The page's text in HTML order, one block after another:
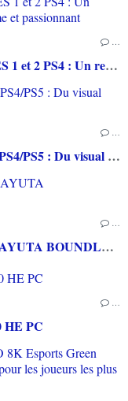
[TEST] MONSTER HUNTER STORIES 1 et 2 PS4 : Un retour des chevaucheurs de monstres sublime et passionnant
[TEST] FATE SAMURAI/RENMANT PS4/PS5 : Du visual novel et du musou pour les fans de la saga
[TEST ECLAIR] THE LEGEND OF NAYUTA BOUNDLESS TRAILS PS4
PC